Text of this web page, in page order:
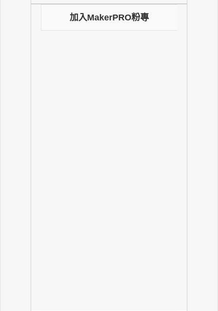
加入MakerPRO粉專